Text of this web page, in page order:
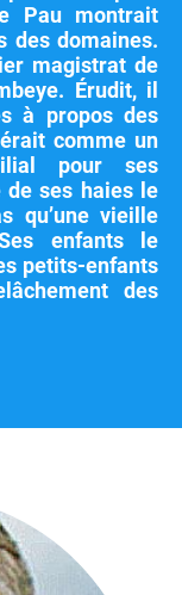
Pau montrait
des domaines.
magistrat de
Érudit, il
à propos des
comme un
pour ses
ses haies le
qu’une vieille
enfants le
petits-enfants
des